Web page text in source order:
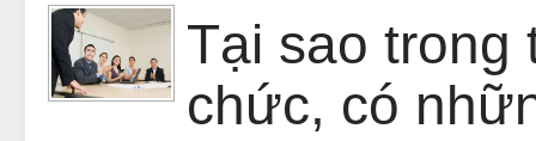
Tại sao trong
chức, có